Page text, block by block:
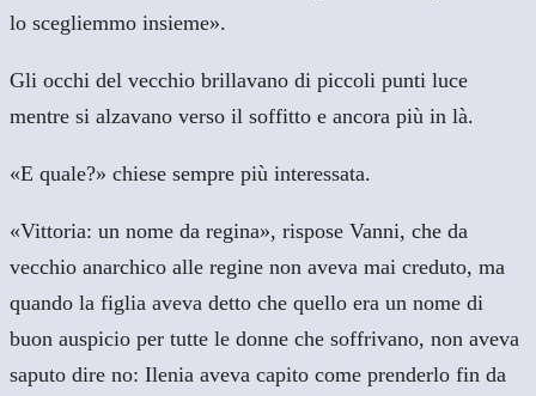
lo scegliemmo insieme».
Gli occhi del vecchio brillavano di piccoli punti luce
mentre si alzavano verso il soffitto e ancora più in là.
«E quale?» chiese sempre più interessata.
«Vittoria: un nome da regina», rispose Vanni, che da
vecchio anarchico alle regine non aveva mai creduto, ma
quando la figlia aveva detto che quello era un nome di
buon auspicio per tutte le donne che soffrivano, non aveva
saputo dire no: Ilenia aveva capito come prenderlo fin da